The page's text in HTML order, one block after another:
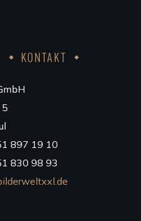
KONTAKT
897 19 10
830 98 93